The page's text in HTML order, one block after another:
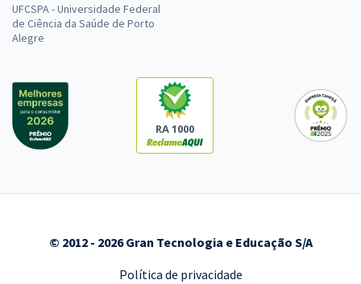
UFCSPA - Universidade Federal
de Ciência da Saúde de Porto
Alegre
RA 1000
© 2012 - 2026 Gran Tecnologia e Educação S/A
Política de privacidade